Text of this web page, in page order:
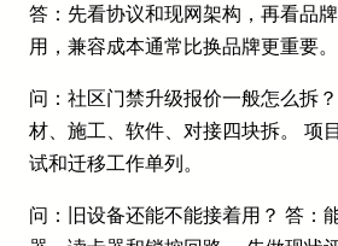
答：先看协议和现网架构，再看品
用，兼容成本通常比换品牌更重要。
问：社区门禁升级报价一般怎么拆
材、施工、软件、对接四块拆。 项
试和迁移工作单列。
问：旧设备还能不能接着用？ 答：